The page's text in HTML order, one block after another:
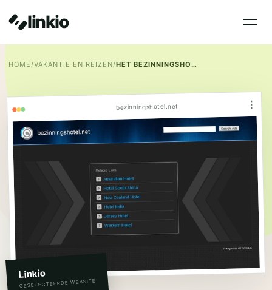
linkio
HOME/VAKANTIE EN REIZEN/ HET BEZINNINGSHOTEL
bezinningshotel.net ⋮
Linkio
GESELECTEERDE WEBSITE